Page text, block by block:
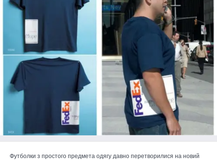
Футболки з простого предмета одягу давно перетворилися на новий